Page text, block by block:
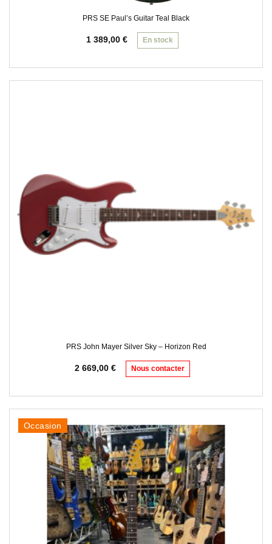
PRS SE Paul’s Guitar Teal Black
1 389,00 € En stock
PRS John Mayer Silver Sky – Horizon Red
2 669,00 € Nous contacter
Occasion